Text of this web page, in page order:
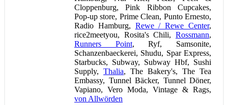
Cloppenburg, Pink Ribbon Cupcakes,
Pop-up store, Prime Clean, Punto Ernesto,
Radio Hamburg, Rewe / Rewe Center,
rice2meetyou, Rosita's Chili, Rossmann,
Runners Point, Ryf, Samsonite,
Schanzenbaeckerei, Shudu, Spar Express,
Starbucks, Subway, Subway Hbf, Sushi
Supply, Thalia, The Bakery's, The Tea
Embassy, Tunnel Bäcker, Tunnel Döner,
Vapiano, Vero Moda, Vintage & Rags,
von Allwörden